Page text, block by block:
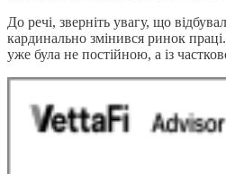
До речі, зверніть увагу, що
кардинально змінився ринок
уже була не постійною, а із